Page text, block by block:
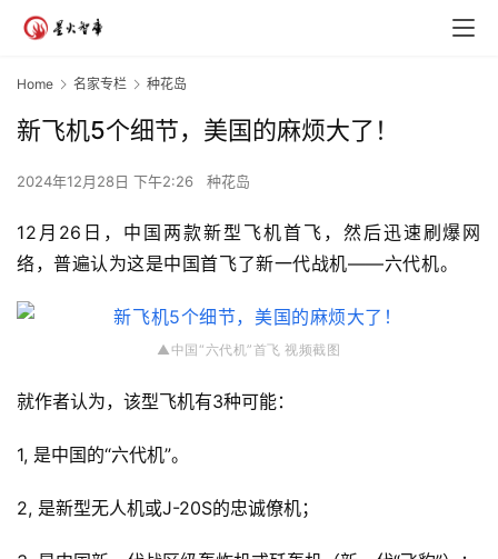
Home 名家专栏 种花岛
新飞机5个细节，美国的麻烦大了！
2024年12月28日 下午2:26 种花岛
12 月 26 日，中国两款新型飞机首飞，然后迅速刷爆网
络，普遍认为这是中国首飞了新一代战机——六代机。
▲中国“六代机”首飞 视频截图
就作者认为，该型飞机有3种可能：
1, 是中国的“六代机”。
2, 是新型无人机或J-20S的忠诚僚机；